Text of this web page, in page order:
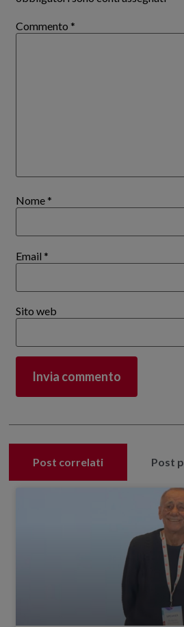
Commento *
Nome *
Email *
Sito web
Post correlati Post